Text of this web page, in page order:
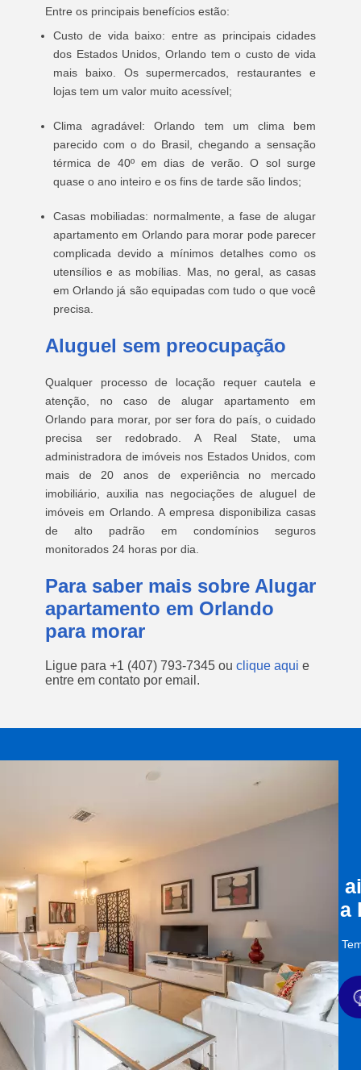
Entre os principais benefícios estão:
Custo de vida baixo: entre as principais cidades
dos Estados Unidos, Orlando tem o custo de vida
mais baixo. Os supermercados, restaurantes e
lojas tem um valor muito acessível;
Clima agradável: Orlando tem um clima bem
parecido com o do Brasil, chegando a sensação
térmica de 40º em dias de verão. O sol surge
quase o ano inteiro e os fins de tarde são lindos;
Casas mobiliadas: normalmente, a fase de alugar
apartamento em Orlando para morar pode parecer
complicada devido a mínimos detalhes como os
utensílios e as mobílias. Mas, no geral, as casas
em Orlando já são equipadas com tudo o que você
precisa.
Aluguel sem preocupação
Qualquer processo de locação requer cautela e
atenção, no caso de alugar apartamento em
Orlando para morar, por ser fora do país, o cuidado
precisa ser redobrado. A Real State, uma
administradora de imóveis nos Estados Unidos, com
mais de 20 anos de experiência no mercado
imobiliário, auxilia nas negociações de aluguel de
imóveis em Orlando. A empresa disponibiliza casas
de alto padrão em condomínios seguros
monitorados 24 horas por dia.
Para saber mais sobre Alugar
apartamento em Orlando
para morar
Ligue para +1 (407) 793-7345 ou clique aqui e
entre em contato por email.
a